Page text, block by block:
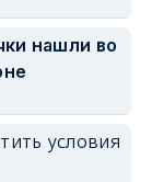
нашли во
условия